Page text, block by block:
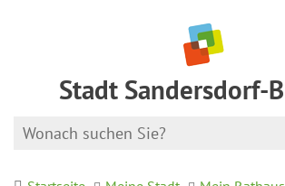
Stadt Sandersdorf-